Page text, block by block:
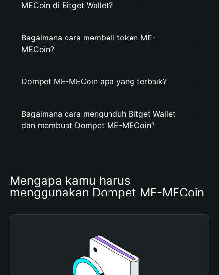
MECoin di Bitget Wallet?
Bagaimana cara membeli token ME-
MECoin?
Dompet ME-MECoin apa yang terbaik?
Bagaimana cara mengunduh Bitget Wallet
dan membuat Dompet ME-MECoin?
Mengapa kamu harus
menggunakan Dompet ME-MECoin